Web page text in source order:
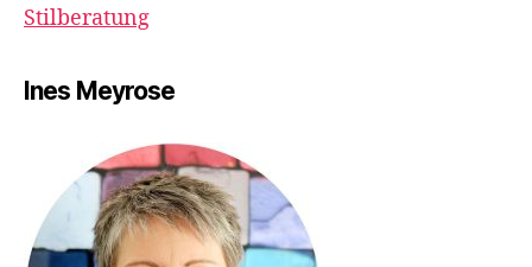
Stilberatung
Ines Meyrose